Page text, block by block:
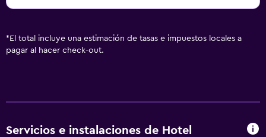
* El total incluye una estimación de tasas e impuestos locales a
pagar al hacer check-out.
Servicios e instalaciones de Hotel